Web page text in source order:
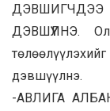
ДЭВШҮҮЛНЭ.
дэвшүүлнэ.
-АВЛИГА